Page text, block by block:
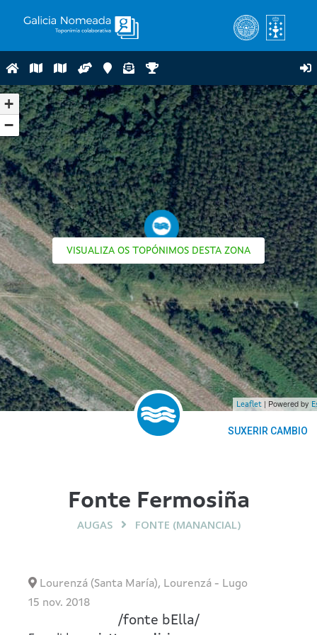
VISUALIZA OS TOPÓNIMOS DESTA ZONA
+
−
Leaflet | Powered by
SUXERIR CAMBIO
Fonte Fermosiña
AUGAS FONTE (MANANCIAL)
Lourenzá (Santa María), Lourenzá - Lugo
15 nov. 2018
/fonte bElla/